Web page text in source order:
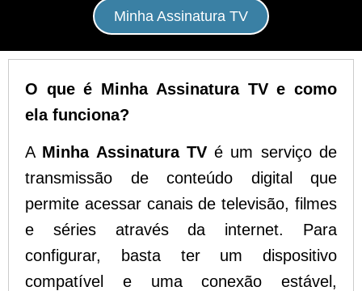
Minha Assinatura TV
O que é Minha Assinatura TV e como
ela funciona?
A Minha Assinatura TVé um serviço de
transmissão de conteúdo digital que
permite acessar canais de televisão, filmes
e séries através da internet. Para
configurar, basta ter um dispositivo
compatível e uma conexão estável,